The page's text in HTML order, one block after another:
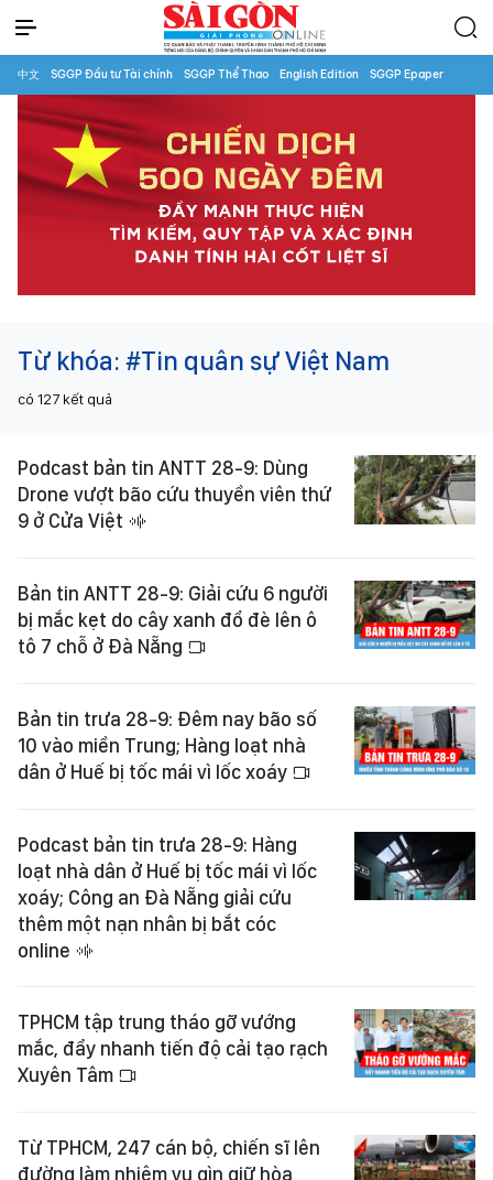
中文 SGGP Đầu tư Tài chính SGGP Thể Thao English Edition SGGP Epaper
Từ khóa: #Tin quân sự Việt Nam
có 127 kết quả
Podcast bản tin ANTT 28-9: Dùng
Drone vượt bão cứu thuyền viên thứ
9 ở Cửa Việt
Bản tin ANTT 28-9: Giải cứu 6 người
bị mắc kẹt do cây xanh đổ đè lên ô
tô 7 chỗ ở Đà Nẵng
Bản tin trưa 28-9: Đêm nay bão số
10 vào miền Trung; Hàng loạt nhà
dân ở Huế bị tốc mái vì lốc xoáy
Podcast bản tin trưa 28-9: Hàng
loạt nhà dân ở Huế bị tốc mái vì lốc
xoáy; Công an Đà Nẵng giải cứu
thêm một nạn nhân bị bắt cóc
online
TPHCM tập trung tháo gỡ vướng
mắc, đẩy nhanh tiến độ cải tạo rạch
Xuyên Tâm
Từ TPHCM, 247 cán bộ, chiến sĩ lên
đường làm nhiệm vụ gìn giữ hòa